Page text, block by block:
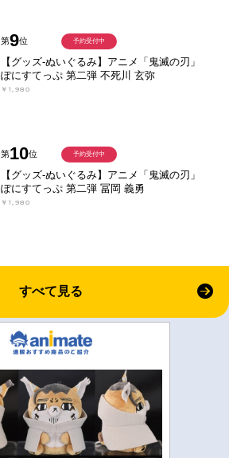
第9位
【グッズ-ぬいぐるみ】アニメ「鬼滅の刃」
ぽにすてっぷ 第二弾 不死川 玄弥
￥1,980
予約受付中
第10位
【グッズ-ぬいぐるみ】アニメ「鬼滅の刃」
ぽにすてっぷ 第二弾 冨岡 義勇
￥1,980
予約受付中
すべて見る